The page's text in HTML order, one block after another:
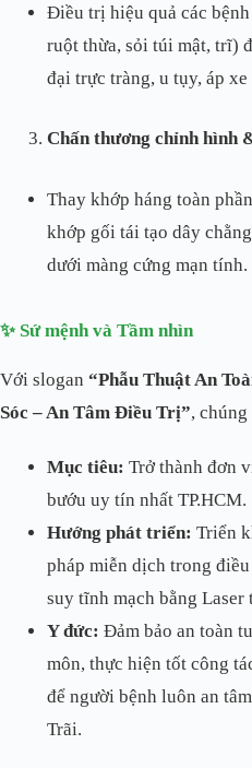
Điều trị hiệu quả các
ruột thừa, sỏi túi mật, trĩ)
đại trực tràng, u tụy, áp xe
Chấn thương chỉnh hình
Thay khớp háng toàn
khớp gối tái tạo dây
dưới màng cứng mạn tính.
✨ Sứ mệnh và Tầm nhìn
Với slogan “Phẫu Thuật An
Sóc – An Tâm Điều Trị”,
Mục tiêu: Trở thành đơn
bướu uy tín nhất TP.HCM.
Hướng phát triển: Triển
pháp miễn dịch trong
suy tĩnh mạch bằng
Y đức: Đảm bảo an toàn
môn, thực hiện tốt công
để người bệnh luôn an
Trãi.